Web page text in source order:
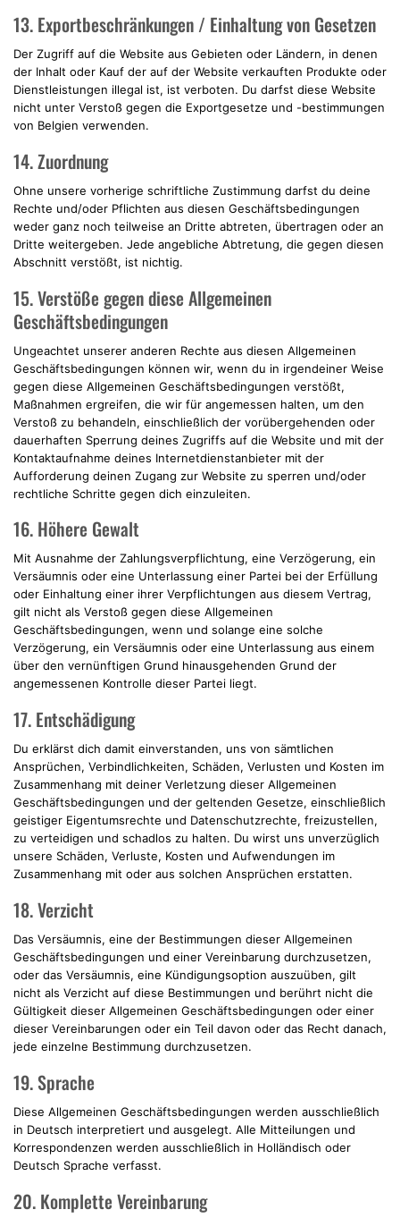
13. Exportbeschränkungen / Einhaltung von Gesetzen
Der Zugriff auf die Website aus Gebieten oder Ländern, in denen
der Inhalt oder Kauf der auf der Website verkauften Produkte oder
Dienstleistungen illegal ist, ist verboten. Du darfst diese Website
nicht unter Verstoß gegen die Exportgesetze und -bestimmungen
von Belgien verwenden.
14. Zuordnung
Ohne unsere vorherige schriftliche Zustimmung darfst du deine
Rechte und/oder Pflichten aus diesen Geschäftsbedingungen
weder ganz noch teilweise an Dritte abtreten, übertragen oder an
Dritte weitergeben. Jede angebliche Abtretung, die gegen diesen
Abschnitt verstößt, ist nichtig.
15. Verstöße gegen diese Allgemeinen
Geschäftsbedingungen
Ungeachtet unserer anderen Rechte aus diesen Allgemeinen
Geschäftsbedingungen können wir, wenn du in irgendeiner Weise
gegen diese Allgemeinen Geschäftsbedingungen verstößt,
Maßnahmen ergreifen, die wir für angemessen halten, um den
Verstoß zu behandeln, einschließlich der vorübergehenden oder
dauerhaften Sperrung deines Zugriffs auf die Website und mit der
Kontaktaufnahme deines Internetdienstanbieter mit der
Aufforderung deinen Zugang zur Website zu sperren und/oder
rechtliche Schritte gegen dich einzuleiten.
16. Höhere Gewalt
Mit Ausnahme der Zahlungsverpflichtung, eine Verzögerung, ein
Versäumnis oder eine Unterlassung einer Partei bei der Erfüllung
oder Einhaltung einer ihrer Verpflichtungen aus diesem Vertrag,
gilt nicht als Verstoß gegen diese Allgemeinen
Geschäftsbedingungen, wenn und solange eine solche
Verzögerung, ein Versäumnis oder eine Unterlassung aus einem
über den vernünftigen Grund hinausgehenden Grund der
angemessenen Kontrolle dieser Partei liegt.
17. Entschädigung
Du erklärst dich damit einverstanden, uns von sämtlichen
Ansprüchen, Verbindlichkeiten, Schäden, Verlusten und Kosten im
Zusammenhang mit deiner Verletzung dieser Allgemeinen
Geschäftsbedingungen und der geltenden Gesetze, einschließlich
geistiger Eigentumsrechte und Datenschutzrechte, freizustellen,
zu verteidigen und schadlos zu halten. Du wirst uns unverzüglich
unsere Schäden, Verluste, Kosten und Aufwendungen im
Zusammenhang mit oder aus solchen Ansprüchen erstatten.
18. Verzicht
Das Versäumnis, eine der Bestimmungen dieser Allgemeinen
Geschäftsbedingungen und einer Vereinbarung durchzusetzen,
oder das Versäumnis, eine Kündigungsoption auszuüben, gilt
nicht als Verzicht auf diese Bestimmungen und berührt nicht die
Gültigkeit dieser Allgemeinen Geschäftsbedingungen oder einer
dieser Vereinbarungen oder ein Teil davon oder das Recht danach,
jede einzelne Bestimmung durchzusetzen.
19. Sprache
Diese Allgemeinen Geschäftsbedingungen werden ausschließlich
in Deutsch interpretiert und ausgelegt. Alle Mitteilungen und
Korrespondenzen werden ausschließlich in Holländisch oder
Deutsch Sprache verfasst.
20. Komplette Vereinbarung